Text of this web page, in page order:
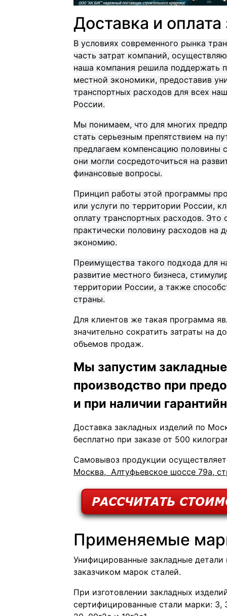
Доставка и
В условиях современного рынка
часть затрат компаний,
наша компания решила поддержать
местной экономики, предоставив
транспортных расходов для всех
России.
Мы понимаем, что для многих
стать серьезным препятствием на
предлагаем компенсацию половины
они могли сосредоточиться на
финансовые вопросы.
Принцип работы этой программы
или услуги по территории России,
оплату транспортных расходов. Это
практически половину расходов на
экономию.
Преимущества такого подхода для
развитие местного бизнеса,
территории России, а также
страны.
Для клиентов же такая программа
значительно сократить затраты на
объемов продаж.
Мы запустим
производство при
и при наличии
Доставка закладных изделий по
бесплатно при заказе от 500
Самовывоз продукции
Москва, Алтуфьевское шоссе 79а,
Применяемые
Унифицированные закладные
заказчиком марок сталей.
При изготовлении закладных
сертифицированные стали марки: 3,